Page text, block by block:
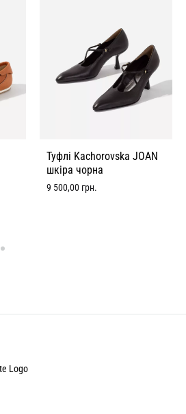
Туфлі Kachorovska JOAN
шкіра чорна
9 500,00 грн.